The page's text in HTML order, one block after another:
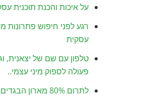
על איכות והכנת תוכנית
רגע לפני חיפוש פתרונות
עסקית
טלפון עם שם של יצאנית,
פעולה לספוק מיני עצמי..
לתרום 80% מארון הבגדים שלכם